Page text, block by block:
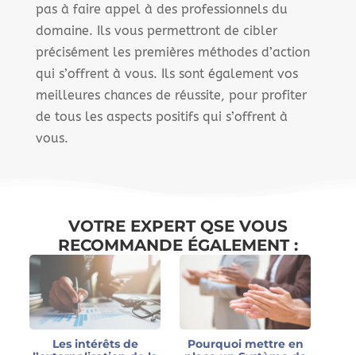
pas à faire appel à des professionnels du
domaine. Ils vous permettront de cibler
précisément les premières méthodes d’action
qui s’offrent à vous. Ils sont également vos
meilleures chances de réussite, pour profiter
de tous les aspects positifs qui s’offrent à
vous.
VOTRE EXPERT QSE VOUS
RECOMMANDE ÉGALEMENT :
Les intérêts de
Pourquoi mettre en